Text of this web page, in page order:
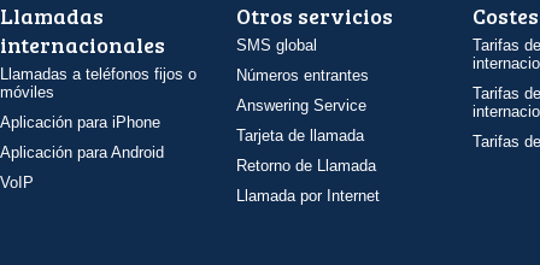
Llamadas
internacionales
Llamadas a teléfonos fijos o
móviles
Aplicación para iPhone
Aplicación para Android
VoIP
Otros servicios
SMS global
Números entrantes
Answering Service
Tarjeta de llamada
Retorno de Llamada
Llamada por Internet
Costes
Tarifas
Tarifas
Tarifas